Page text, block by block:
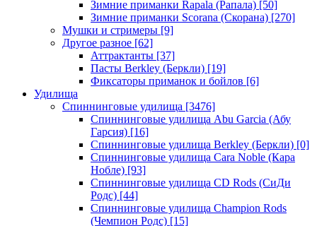
Зимние приманки Rapala (Рапала) [50]
Зимние приманки Scorana (Скорана) [270]
Мушки и стримеры [9]
Другое разное [62]
Аттрактанты [37]
Пасты Berkley (Беркли) [19]
Фиксаторы приманок и бойлов [6]
Удилища
Спиннинговые удилища [3476]
Спиннинговые удилища Abu Garcia (Абу
Гарсия) [16]
Спиннинговые удилища Berkley (Беркли) [0]
Спиннинговые удилища Cara Noble (Кара
Нобле) [93]
Спиннинговые удилища CD Rods (СиДи
Родс) [44]
Спиннинговые удилища Champion Rods
(Чемпион Родс) [15]